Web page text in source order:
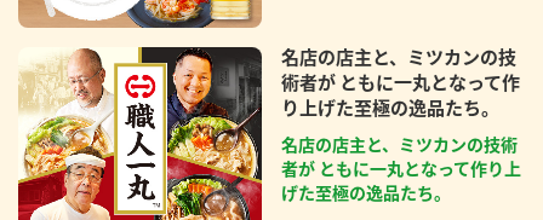
名店の店主と、ミツカンの技
術者が ともに一丸となって作
り上げた至極の逸品たち。
名店の店主と、ミツカンの技術
者が ともに一丸となって作り上
げた至極の逸品たち。